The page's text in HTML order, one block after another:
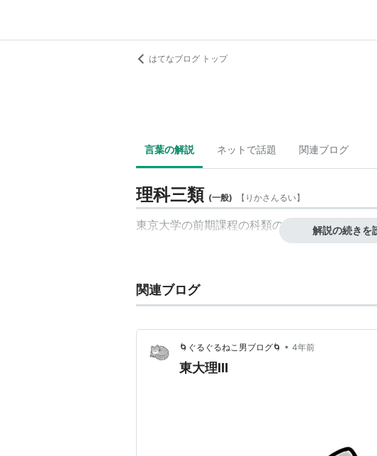
はてなブログ トップ
言葉の解説 ネットで話題 関連ブログ
理科三類 (一般) 【 りかさんるい】
東京大学の前期課程の科類の一つ。主に医学部
解説の続きを
関連ブログ
🌀ぐるぐるねこ男ブログ🌀 • 4年前
東大理Ⅲ